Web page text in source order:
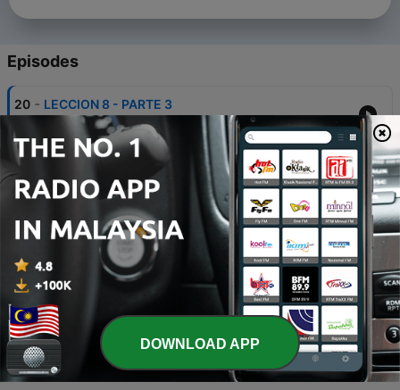
Episodes
20 - LECCION 8 - PARTE 3
13 Dec 2023
19 - LECCION 8 - PARTE 2
05 Dec 2023
18 - LECCION 8 - COMO EMPEZAR
28 Nov 2023
17 - LECCION 7 - PARTE 3
06 Sep 2023
16 - LECCION 7 - PARTE 2
03 Sep 2023
DOWNLOAD APP